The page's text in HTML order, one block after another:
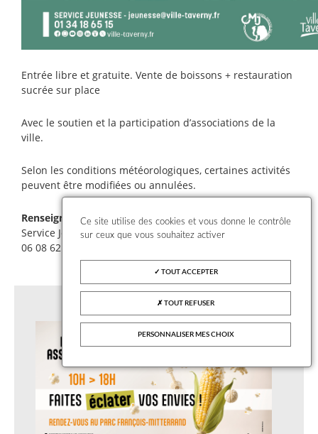
Entrée libre et gratuite. Vente de boissons + restauration
sucrée sur place
Avec le soutien et la participation d’associations de la
ville.
Selon les conditions météorologiques, certaines activités
peuvent être modifiées ou annulées.
Renseignements
Service Jeunesse -jeunesse@ville-taverny.fr
06 08 62 07 55
Ce site utilise des cookies et vous donne le contrôle
sur ceux que vous souhaitez activer
TOUT ACCEPTER
TOUT REFUSER
PERSONNALISER MES CHOIX